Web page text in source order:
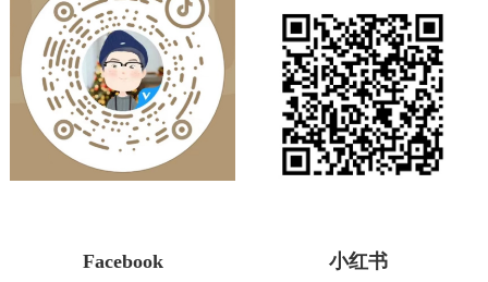
Facebook 小红书